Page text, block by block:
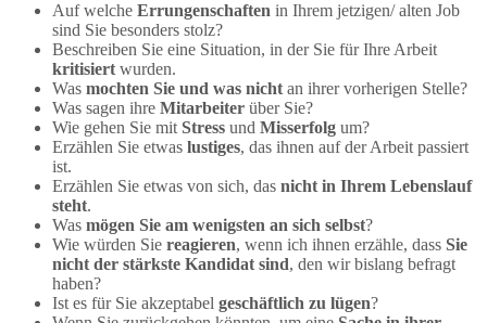
Auf welche Errungenschaften in Ihrem jetzigen/ alten Job
sind Sie besonders stolz?
Beschreiben Sie eine Situation, in der Sie für Ihre Arbeit
kritisiert wurden.
Was mochten Sie und was nicht an ihrer vorherigen Stelle?
Was sagen ihre Mitarbeiter über Sie?
Wie gehen Sie mit Stress und Misserfolg um?
Erzählen Sie etwas lustiges, das ihnen auf der Arbeit passiert
ist.
Erzählen Sie etwas von sich, das nicht in Ihrem Lebenslauf
steht.
Was mögen Sie am wenigsten an sich selbst?
Wie würden Sie reagieren, wenn ich ihnen erzähle, dass Sie
nicht der stärkste Kandidat sind, den wir bislang befragt
haben?
Ist es für Sie akzeptabel geschäftlich zu lügen?